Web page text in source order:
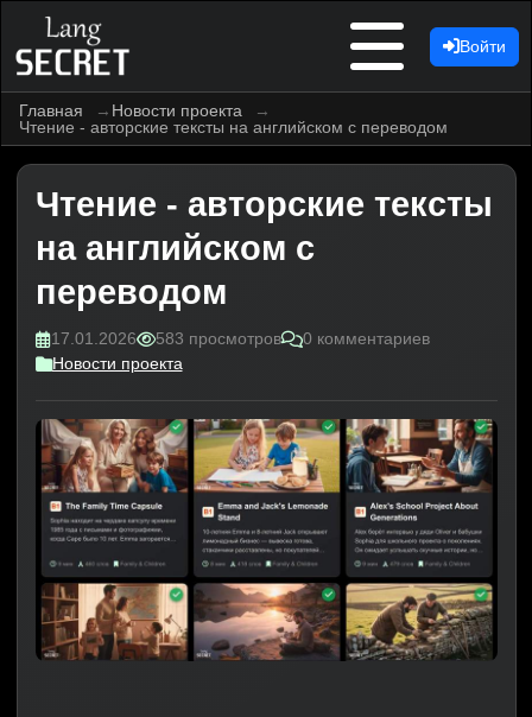
Войти
Главная
Новости проекта
Чтение - авторские тексты на английском с переводом
Чтение - авторские тексты
на английском с
переводом
17.01.2026 583 просмотров
0 комментариев
Новости проекта